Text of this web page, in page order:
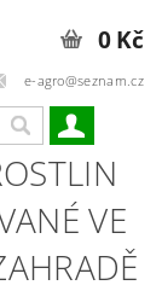
e-agro@seznam.cz
0 Kč
VE